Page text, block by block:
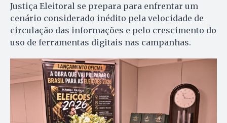
Justiça Eleitoral se prepara para enfrentar um
cenário considerado inédito pela velocidade de
circulação das informações e pelo crescimento do
uso de ferramentas digitais nas campanhas.